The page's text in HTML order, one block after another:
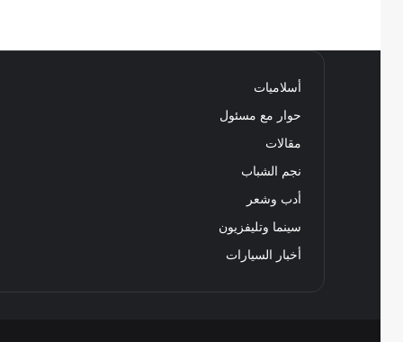
أسلاميات
حوار مع مسئول
مقالات
نجم الشباب
أدب وشعر
سينما وتليفزيون
أخبار السيارات